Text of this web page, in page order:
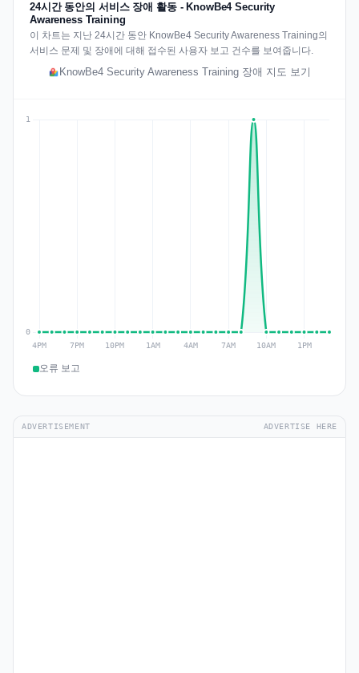
24시간 동안의 서비스 장애 활동 - KnowBe4 Security
Awareness Training
이 차트는 지난 24시간 동안 KnowBe4 Security Awareness Training의
서비스 문제 및 장애에 대해 접수된 사용자 보고 건수를 보여줍니다.
KnowBe4 Security Awareness Training 장애 지도 보기
오류 보고
ADVERTISEMENT ADVERTISE HERE